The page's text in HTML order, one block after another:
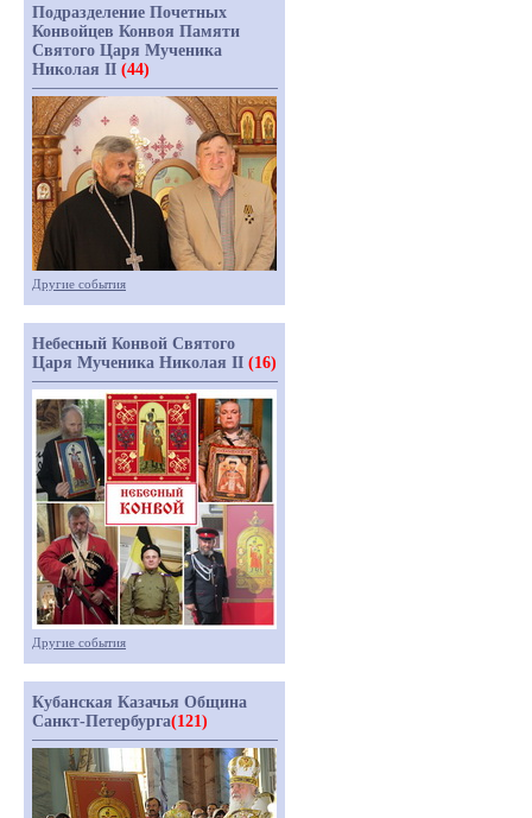
Подразделение Почетных
Конвойцев Конвоя Памяти
Святого Царя Мученика
Николая II (44)
Другие события
Небесный Конвой Святого
Царя Мученика Николая II (16)
Другие события
Кубанская Казачья Община
Санкт-Петербурга(121)